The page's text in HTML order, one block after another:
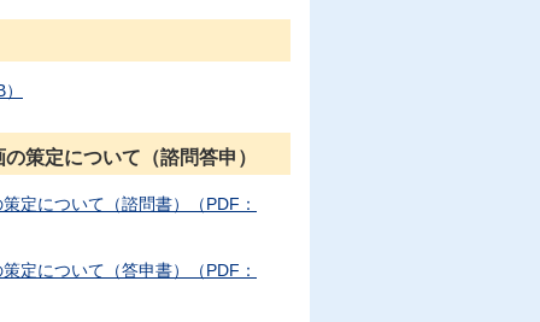
策定について（諮問答申）
定について（諮問書）（PDF：
定について（答申書）（PDF：